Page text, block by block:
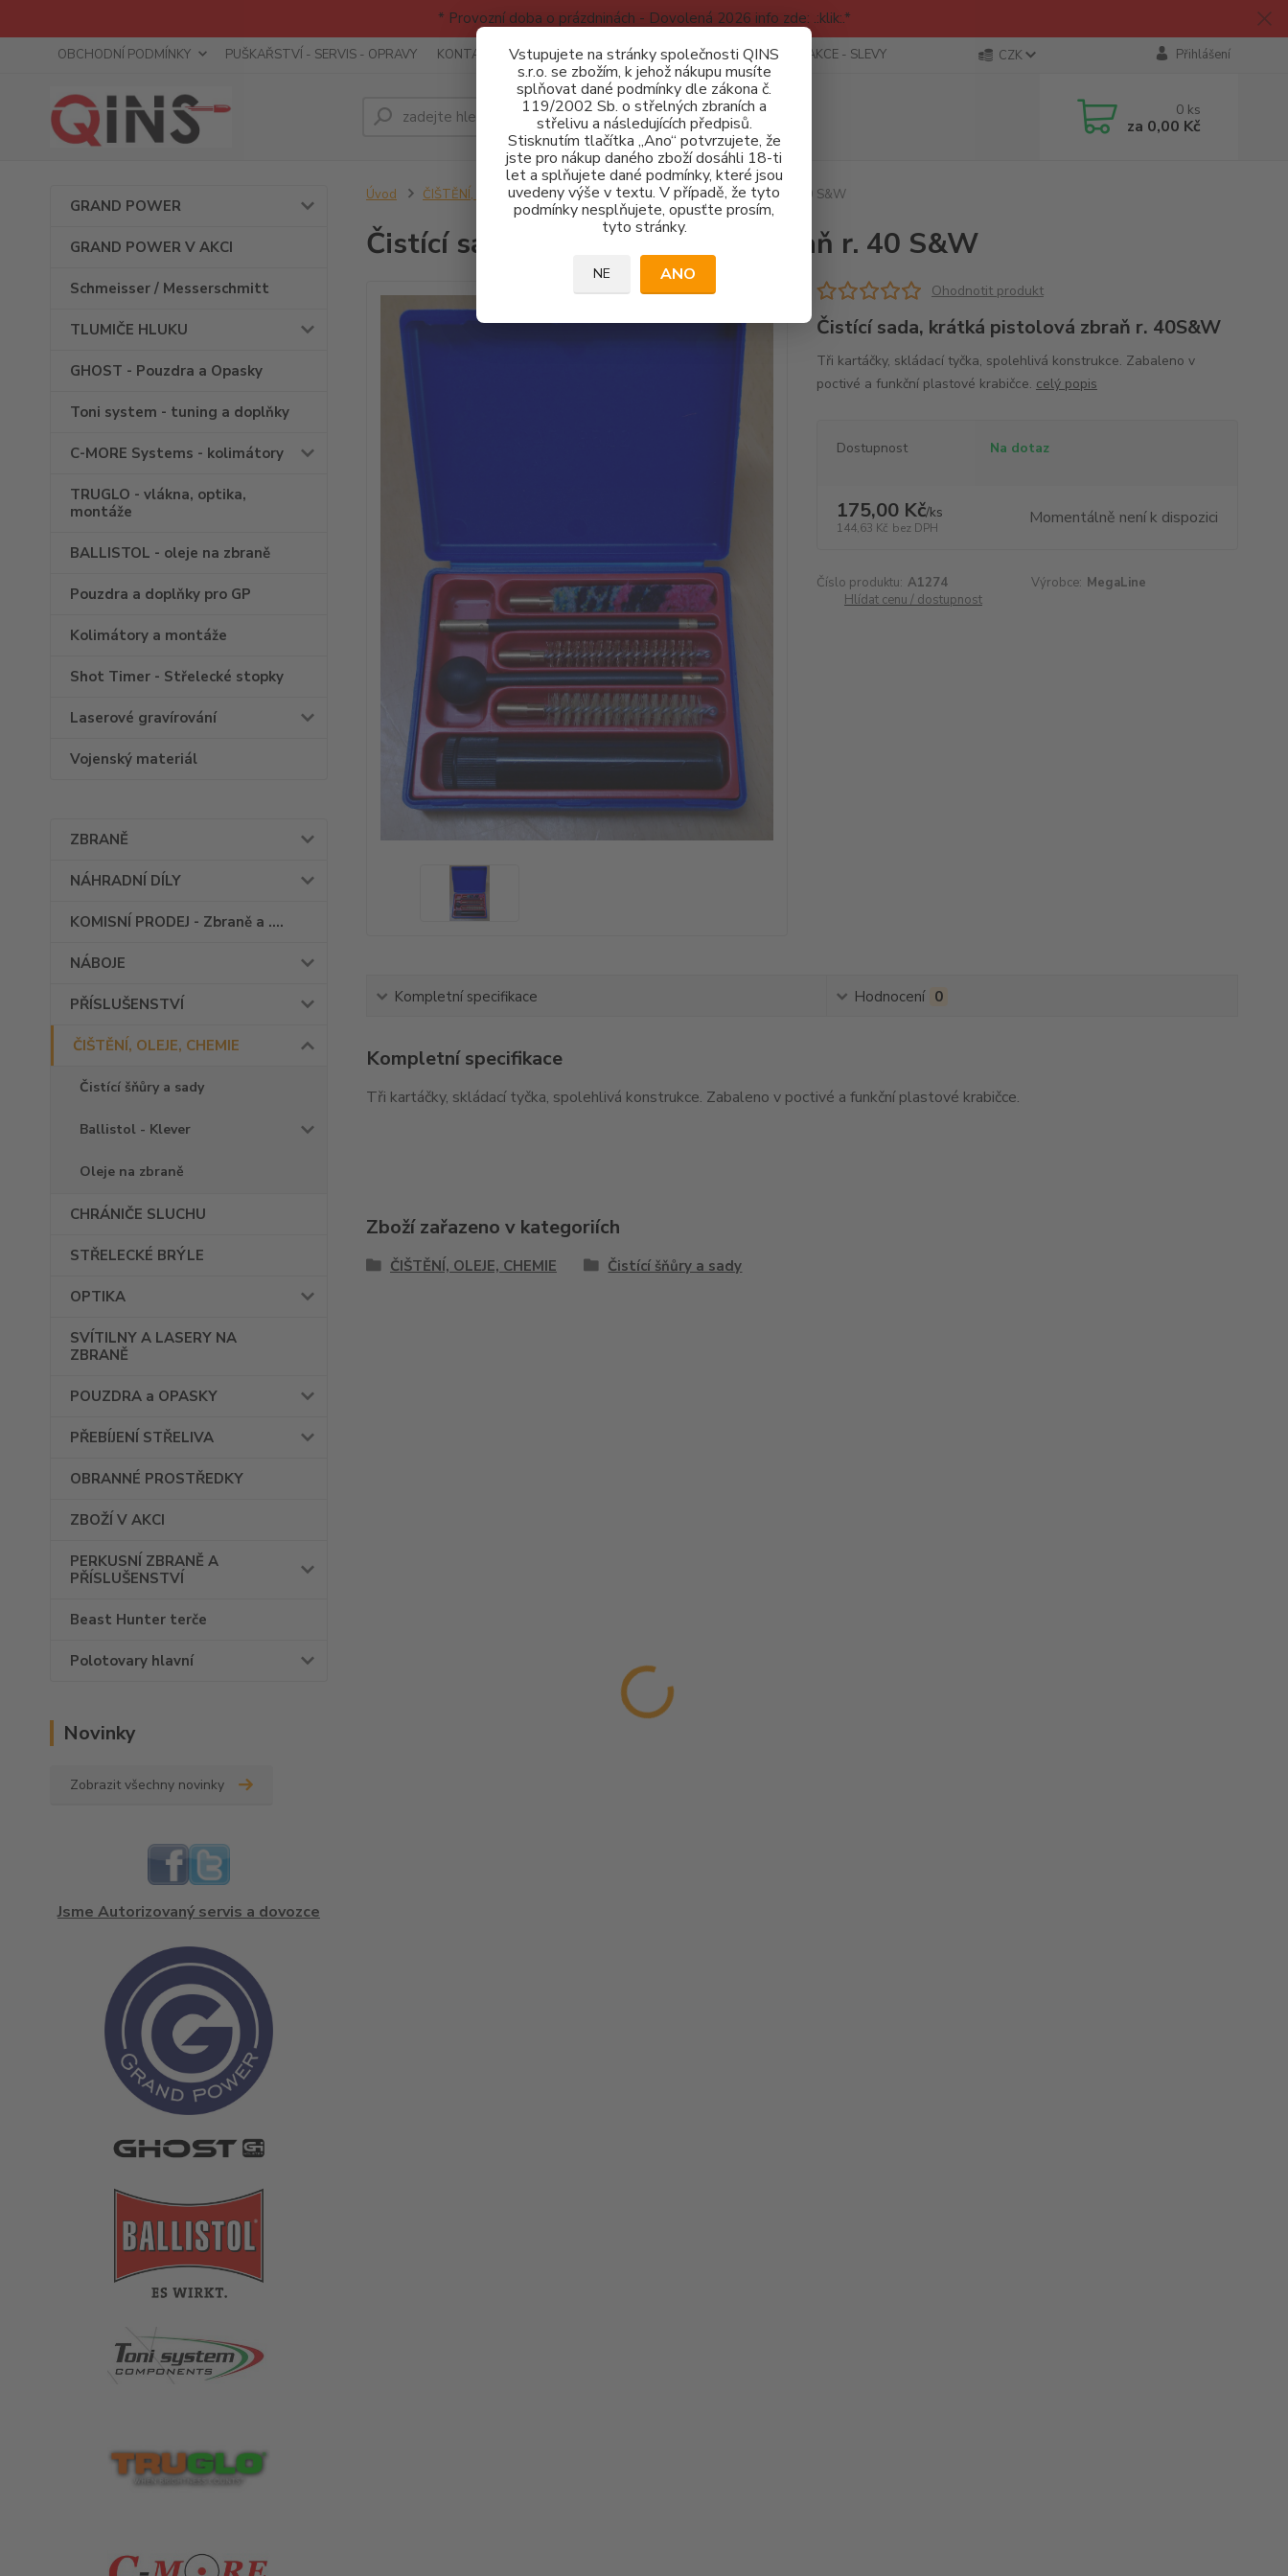
* Provozní doba o prázdninách - Dovolená 2026 info zde: .:klik:.*
Vstupujete na stránky společnosti QINS
s.r.o. se zbožím, k jehož nákupu musíte
splňovat dané podmínky dle zákona č.
119/2002 Sb. o střelných zbraních a
střelivu a následujících předpisů.
Stisknutím tlačítka „Ano“ potvrzujete, že
jste pro nákup daného zboží dosáhli 18-ti
let a splňujete dané podmínky, které jsou
uvedeny výše v textu. V případě, že tyto
podmínky nesplňujete, opusťte prosím,
tyto stránky.
NE ANO
OBCHODNÍ PODMÍNKY PUŠKAŘSTVÍ - SERVIS - OPRAVY KONTAKTY RECENZE - INFO SPORTOVNÍ AKCE AKCE - SLEVY CZK Přihlášení
Hledat 0 ks
za 0,00 Kč
GRAND POWER
GRAND POWER V AKCI
Schmeisser / Messerschmitt
TLUMIČE HLUKU
GHOST - Pouzdra a Opasky
Toni system - tuning a doplňky
C-MORE Systems - kolimátory
TRUGLO - vlákna, optika,
montáže
BALLISTOL - oleje na zbraně
Pouzdra a doplňky pro GP
Kolimátory a montáže
Shot Timer - Střelecké stopky
Laserové gravírování
Vojenský materiál
ZBRANĚ
NÁHRADNÍ DÍLY
KOMISNÍ PRODEJ - Zbraně a ....
NÁBOJE
PŘÍSLUŠENSTVÍ
ČIŠTĚNÍ, OLEJE, CHEMIE
Čistící šňůry a sady
Ballistol - Klever
Oleje na zbraně
CHRÁNIČE SLUCHU
STŘELECKÉ BRÝLE
OPTIKA
SVÍTILNY A LASERY NA
ZBRANĚ
POUZDRA a OPASKY
PŘEBÍJENÍ STŘELIVA
OBRANNÉ PROSTŘEDKY
ZBOŽÍ V AKCI
PERKUSNÍ ZBRANĚ A
PŘÍSLUŠENSTVÍ
Beast Hunter terče
Polotovary hlavní
Novinky
Zobrazit všechny novinky
Jsme Autorizovaný servis a dovozce
Úvod ČIŠTĚNÍ, OLEJE, CHEMIE Čistící sada, krátká pistolová zbraň r. 40 S&W
Čistící sada, krátká pistolová zbraň r. 40 S&W
Ohodnotit produkt
Čistící sada, krátká pistolová zbraň r. 40S&W
Tři kartáčky, skládací tyčka, spolehlivá konstrukce. Zabaleno v
poctivé a funkční plastové krabičce. celý popis
Dostupnost Na dotaz
175,00 Kč/ks
144,63 Kč bez DPH Momentálně není k dispozici
Číslo produktu: A1274 Výrobce: MegaLine
Hlídat cenu / dostupnost
Kompletní specifikace Hodnocení 0
Kompletní specifikace
Tři kartáčky, skládací tyčka, spolehlivá konstrukce. Zabaleno v poctivé a funkční plastové krabičce.
Zboží zařazeno v kategoriích
ČIŠTĚNÍ, OLEJE, CHEMIE Čistící šňůry a sady